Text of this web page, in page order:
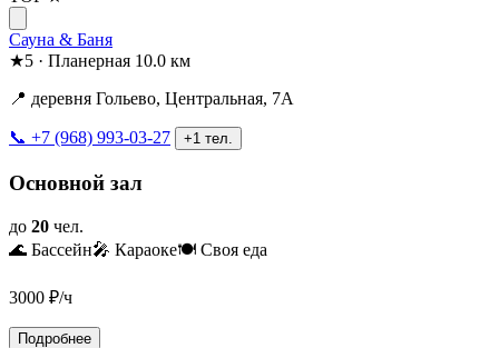
Сауна & Баня
★5 · Планерная 10.0 км
📍 деревня Гольево, Центральная, 7А
📞 +7 (968) 993-03-27 +1 тел.
Основной зал
до 20 чел.
🌊 Бассейн🎤 Караоке🍽️ Своя еда
3000 ₽/ч
Подробнее